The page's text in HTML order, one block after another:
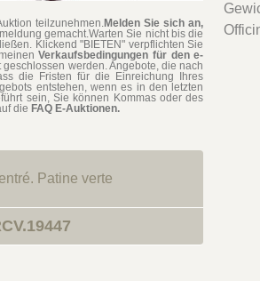
teilzunehmen.Melden Sie sich an,
gemacht.Warten Sie nicht bis die
Klickend "BIETEN" verpflichten Sie
Verkaufsbedingungen für den e-
werden. Angebote, die nach
die Fristen für die Einreichung Ihres
entstehen, wenn es in den letzten
sein, Sie können Kommas oder des
die FAQ E-Auktionen.
Patine verte